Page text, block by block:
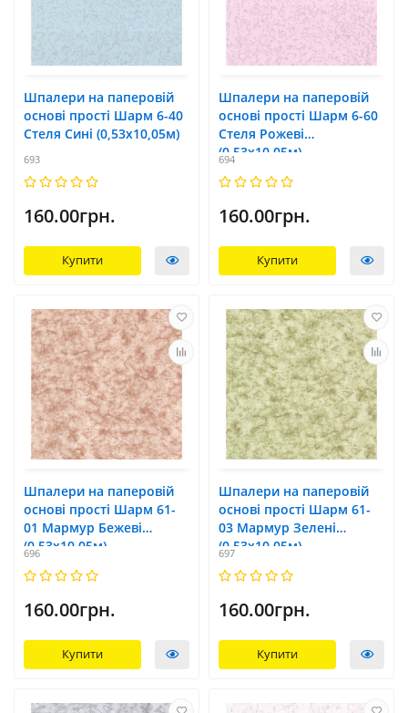
Шпалери на паперовій
основі прості Шарм 6-40
Стеля Сині (0,53х10,05м)
693
160.00грн.
Купити
Шпалери на паперовій
основі прості Шарм 6-60
Стеля Рожеві
(0,53х10,05м)
694
160.00грн.
Купити
Шпалери на паперовій
основі прості Шарм 61-
01 Мармур Бежеві
(0,53х10,05м)
696
160.00грн.
Купити
Шпалери на паперовій
основі прості Шарм 61-
03 Мармур Зелені
(0,53х10,05м)
697
160.00грн.
Купити